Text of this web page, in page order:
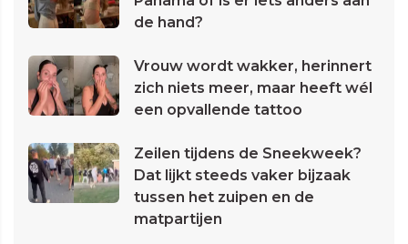
de hand?
Vrouw wordt wakker, herinnert
zich niets meer, maar heeft wél
een opvallende tattoo
Zeilen tijdens de Sneekweek?
Dat lijkt steeds vaker bijzaak
tussen het zuipen en de
matpartijen